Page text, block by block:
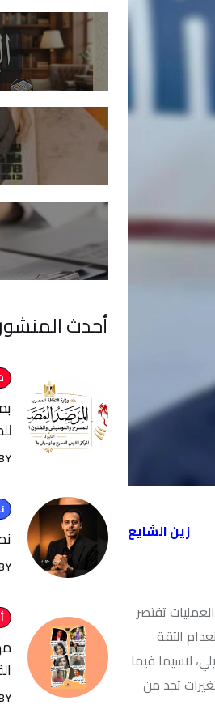
(23)
بحوث
(6)
تقارير
(34)
أحدث المنشورات
شرفات
بمصر: تدشين
للمسرح
ALFURJA
نصوص عربية
نص مسرحي:
BY
ALFURJA
أخبار
مهرجان
القصيرة في
BY
ALFURJA